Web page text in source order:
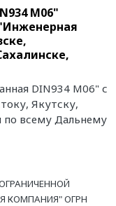
М06"
DIN934 М06" с
Якутску,
по всему Дальнему
КОМПАНИЯ" ОГРН